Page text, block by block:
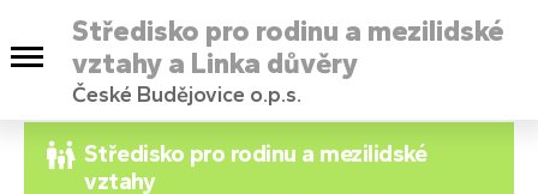
Středisko pro rodinu a mezilidské
vztahy a Linka důvěry
České Budějovice o.p.s.
Středisko pro rodinu a mezilidské
vztahy